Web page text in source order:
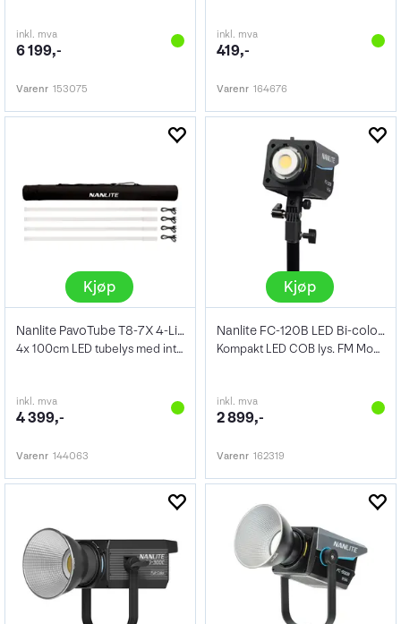
inkl. mva
6 199,-
Varenr 153075
inkl. mva
419,-
Varenr 164676
Kjøp
Nanlite PavoTube T8-7X 4-Light kit
4x 100cm LED tubelys med internt batteri
inkl. mva
4 399,-
Varenr 144063
Kjøp
Nanlite FC-120B LED Bi-color Spot Light
Kompakt LED COB lys. FM Mount
inkl. mva
2 899,-
Varenr 162319